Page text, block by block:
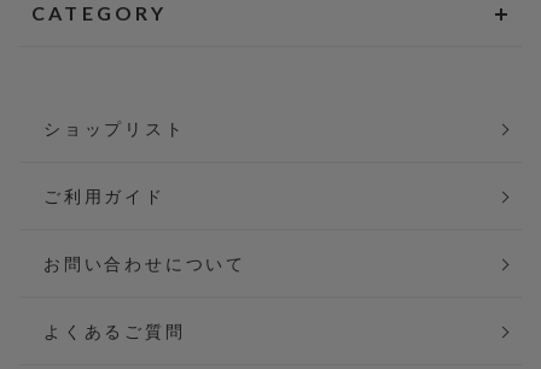
CATEGORY
ショップリスト
ご利用ガイド
お問い合わせについて
よくあるご質問